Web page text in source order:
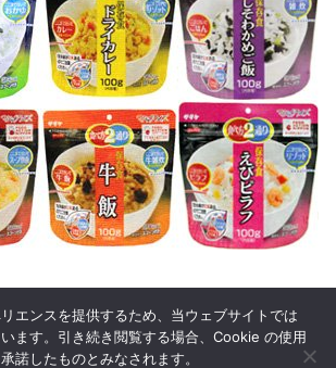
エンスを提供するため、当ウェブサイトでは
ます。引き続き閲覧する場合、Cookie の使用
諾したものとみなされます。